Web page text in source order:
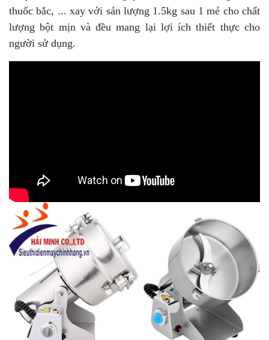
thuốc bắc, ... xay với sản lượng 1.5kg sau 1 mẻ cho chất
lượng bột mịn và đều mang lại lợi ích thiết thực cho
người sử dụng.